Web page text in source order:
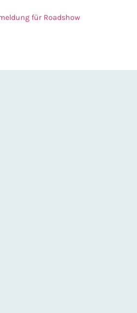
für Roadshow